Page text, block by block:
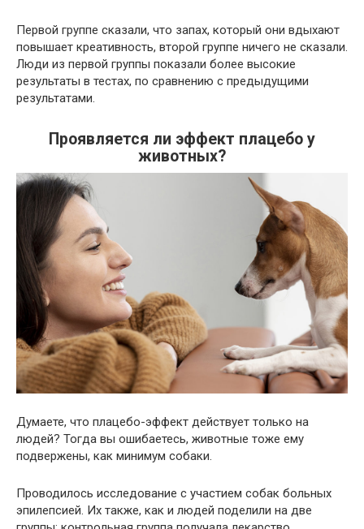
Первой группе сказали, что запах, который они вдыхают
повышает креативность, второй группе ничего не сказали.
Люди из первой группы показали более высокие
результаты в тестах, по сравнению с предыдущими
результатами.
Проявляется ли эффект плацебо у
животных?
Думаете, что плацебо-эффект действует только на
людей? Тогда вы ошибаетесь, животные тоже ему
подвержены, как минимум собаки.
Проводилось исследование с участием собак больных
эпилепсией. Их также, как и людей поделили на две